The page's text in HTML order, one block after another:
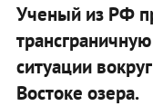
Ученый из РФ
ситуации
Востоке озера.